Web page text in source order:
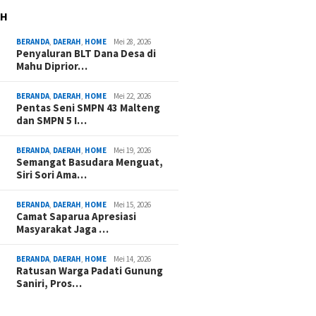
BERANDA, DAERAH, HOME Mei 28, 2026
Penyaluran BLT Dana Desa di
Mahu Diprior…
BERANDA, DAERAH, HOME Mei 22, 2026
Pentas Seni SMPN 43 Malteng
dan SMPN 5 I…
BERANDA, DAERAH, HOME Mei 19, 2026
Semangat Basudara Menguat,
Siri Sori Ama…
BERANDA, DAERAH, HOME Mei 15, 2026
Camat Saparua Apresiasi
Masyarakat Jaga …
BERANDA, DAERAH, HOME Mei 14, 2026
Ratusan Warga Padati Gunung
Saniri, Pros…